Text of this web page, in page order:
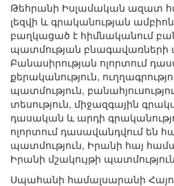
Թեհրանի Իսլամական ազատ
լեզվի և գրականության
բաղկացած է հիմնականում
պատմության բնագավառների
Բանասիրության ոլորտում
քերականություն,
պատմություն,
տեսություն, միջազգային
դասական և արդի
ոլորտում դասավանդվում են
պատմություն, Իրանի հայ
Իրանի մշակույթի պատմություն
Սպահանի համալսարանի